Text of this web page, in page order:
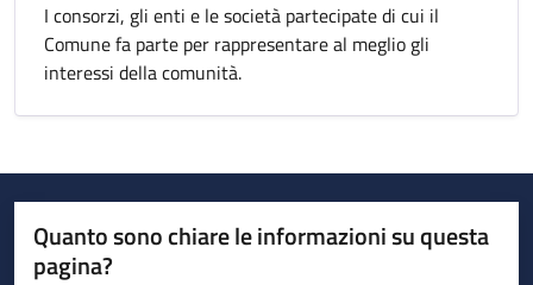
I consorzi, gli enti e le società partecipate di cui il
Comune fa parte per rappresentare al meglio gli
interessi della comunità.
Quanto sono chiare le informazioni su questa
pagina?